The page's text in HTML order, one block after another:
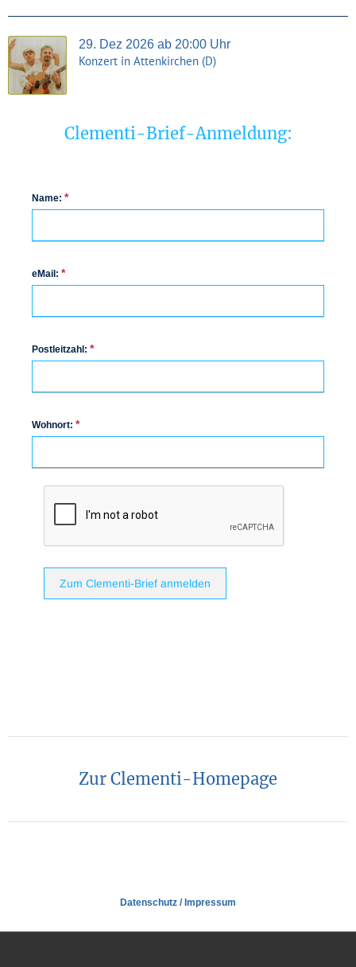
29. Dez 2026 ab 20:00 Uhr
Konzert in Attenkirchen (D)
Clementi-Brief-Anmeldung:
Name: *
eMail: *
Postleitzahl: *
Wohnort: *
Zum Clementi-Brief anmelden
Zur Clementi-Homepage
Datenschutz / Impressum